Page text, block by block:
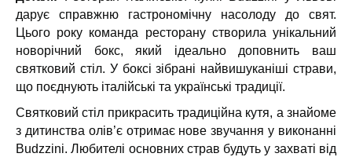
дарує справжню гастрономічну насолоду до свят.
Цього року команда ресторану створила унікальний
новорічний бокс, який ідеально доповнить ваш
святковий стіл. У боксі зібрані найвишуканіші страви,
що поєднують італійські та українські традиції.
Святковий стіл прикрасить традиційна кутя, а знайоме
з дитинства олів’є отримає нове звучання у виконанні
Budzzini. Любителі основних страв будуть у захваті від